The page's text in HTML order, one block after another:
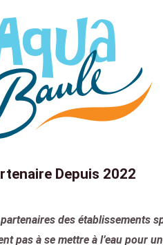
Depuis 2022
des établissements
pas à se mettre à l’eau pour